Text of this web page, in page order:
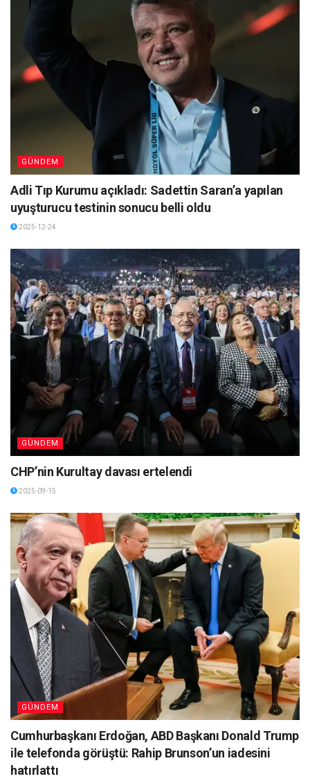
GÜNDEM
Adli Tıp Kurumu açıkladı: Sadettin Saran’a yapılan
uyuşturucu testinin sonucu belli oldu
2025-12-24
GÜNDEM
CHP’nin Kurultay davası ertelendi
2025-09-15
GÜNDEM
Cumhurbaşkanı Erdoğan, ABD Başkanı Donald Trump
ile telefonda görüştü: Rahip Brunson’un iadesini
hatırlattı